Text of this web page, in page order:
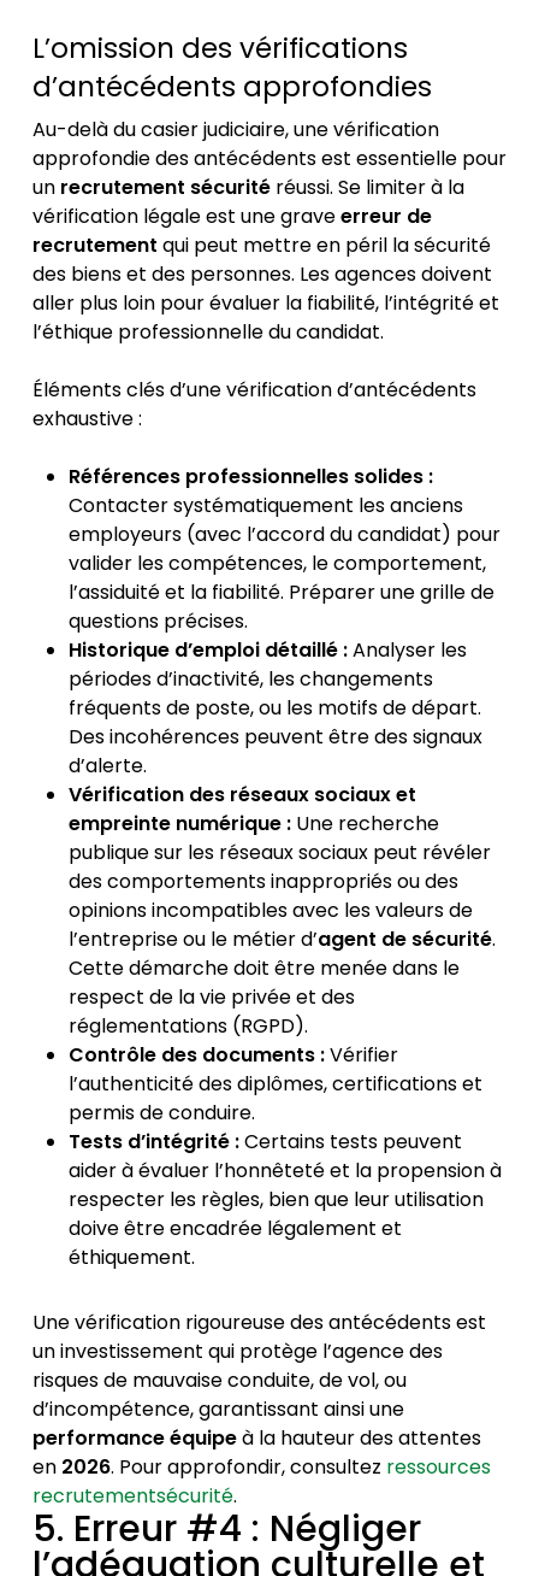
L’omission des vérifications
d’antécédents approfondies
Au-delà du casier judiciaire, une vérification
approfondie des antécédents est essentielle pour
un recrutement sécuritéréussi. Se limiter à la
vérification légale est une graveerreur de
recrutement qui peut mettre en péril la sécurité
des biens et des personnes. Les agences doivent
aller plus loin pour évaluer la fiabilité, l’intégrité et
l’éthique professionnelle du candidat.
Éléments clés d’une vérification d’antécédents
exhaustive :
Références professionnelles solides :
Contacter systématiquement les anciens
employeurs (avec l’accord du candidat) pour
valider les compétences, le comportement,
l’assiduité et la fiabilité. Préparer une grille de
questions précises.
Historique d’emploi détaillé :Analyser les
périodes d’inactivité, les changements
fréquents de poste, ou les motifs de départ.
Des incohérences peuvent être des signaux
d’alerte.
Vérification des réseaux sociaux et
empreinte numérique :Une recherche
publique sur les réseaux sociaux peut révéler
des comportements inappropriés ou des
opinions incompatibles avec les valeurs de
l’entreprise ou le métier d’agent de sécurité.
Cette démarche doit être menée dans le
respect de la vie privée et des
réglementations (RGPD).
Contrôle des documents :Vérifier
l’authenticité des diplômes, certifications et
permis de conduire.
Tests d’intégrité :Certains tests peuvent
aider à évaluer l’honnêteté et la propension à
respecter les règles, bien que leur utilisation
doive être encadrée légalement et
éthiquement.
Une vérification rigoureuse des antécédents est
un investissement qui protège l’agence des
risques de mauvaise conduite, de vol, ou
d’incompétence, garantissant ainsi une
performance équipeà la hauteur des attentes
en 2026. Pour approfondir, consultez ressources
recrutementsécurité.
5. Erreur #4 : Négliger
l’adéquation culturelle et